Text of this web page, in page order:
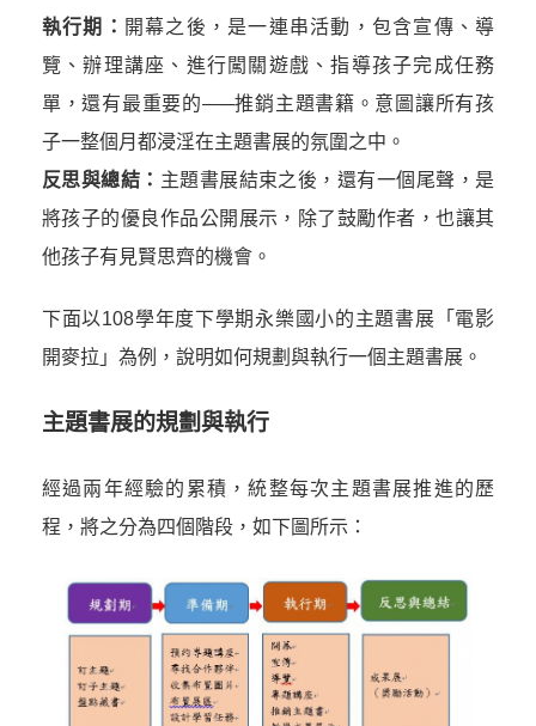
執行期： 開幕之後，是一連串活動，包含宣傳、導
覽、辦理講座、進行闖關遊戲、指導孩子完成任務
單，還有最重要的—─推銷主題書籍。意圖讓所有孩
子一整個月都浸淫在主題書展的氛圍之中。
反思與總結： 主題書展結束之後，還有一個尾聲，是
將孩子的優良作品公開展示，除了鼓勵作者，也讓其
他孩子有見賢思齊的機會。
下面以108學年度下學期永樂國小的主題書展「電影
開麥拉」為例，說明如何規劃與執行一個主題書展。
主題書展的規劃與執行
經過兩年經驗的累積，統整每次主題書展推進的歷
程，將之分為四個階段，如下圖所示：